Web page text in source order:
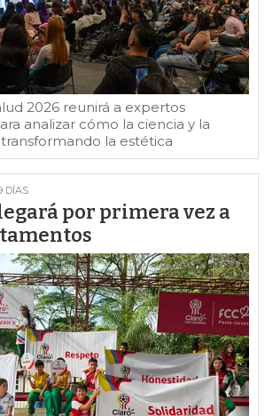
2026 reunirá a expertos
analizar cómo la ciencia y la
la estética
DÍAS
por primera vez a